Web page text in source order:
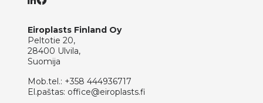
Eiroplasts Finland Oy
Peltotie 20,
28400 Ulvila,
Suomija
Mob.tel.: +358 444936717
El.paštas: office@eiroplasts.fi